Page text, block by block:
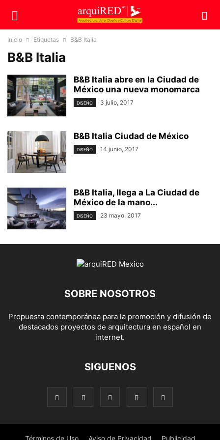
Inicio Etiquetas B&B Italia
B&B Italia
B&B Italia abre en la Ciudad de
México una nueva monomarca
DISEÑO 3 julio, 2017
B&B Italia Ciudad de México
DISEÑO 14 junio, 2017
B&B Italia, llega a La Ciudad de
México de la mano...
DISEÑO 23 mayo, 2017
SOBRE NOSOTROS
Propuesta contemporánea para la promoción y difusión de
destacados proyectos de arquitectura en español en
internet.
SIGUENOS
Términos de Uso Aviso de Privacidad Publicidad